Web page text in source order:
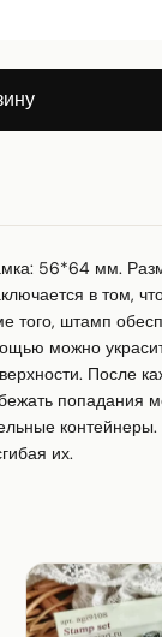
56*64 мм.
в том,
того, штамп
можно
После
попадания
их.